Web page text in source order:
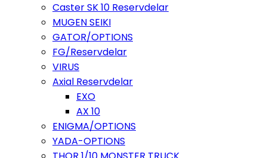
Caster SK 10 Reservdelar
MUGEN SEIKI
GATOR/OPTIONS
FG/Reservdelar
VIRUS
Axial Reservdelar
EXO
AX 10
ENIGMA/OPTIONS
YADA-OPTIONS